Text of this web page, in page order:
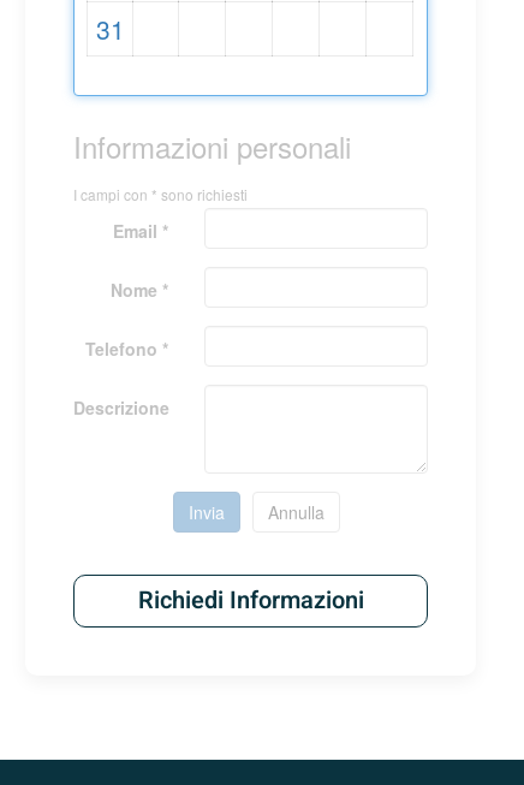
31
Informazioni personali
I campi con * sono richiesti
Email *
Nome *
Telefono *
Descrizione
Invia Annulla
Richiedi Informazioni